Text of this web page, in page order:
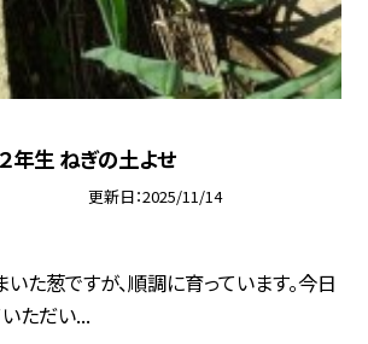
２年生 ねぎの土よせ
更新日 2025/11/14
いた葱ですが、順調に育っています。今日
ただい...